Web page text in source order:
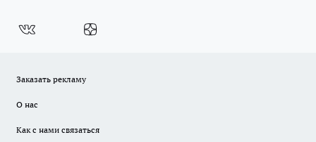
Заказать рекламу
О нас
Как с нами связаться